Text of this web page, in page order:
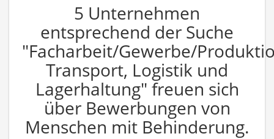
5 Unternehmen
entsprechend der Suche
"Facharbeit/Gewerbe/
Transport, Logistik und
Lagerhaltung" freuen sich
über Bewerbungen von
Menschen mit Behinderung.